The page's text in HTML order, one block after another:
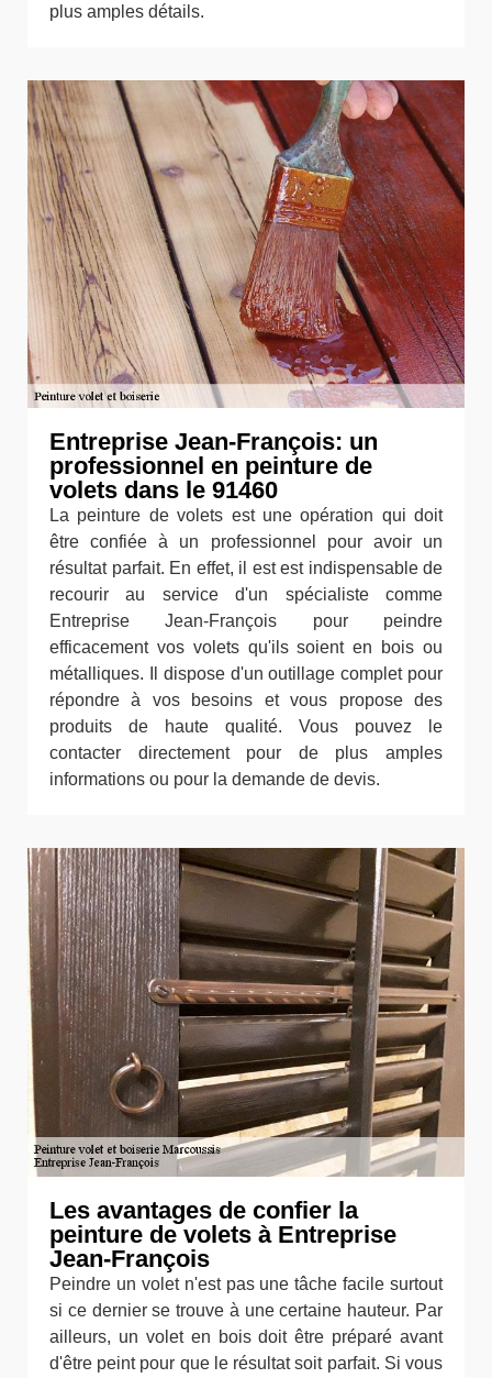
plus amples détails.
Entreprise Jean-François: un
professionnel en peinture de
volets dans le 91460
La peinture de volets est une opération qui doit
être confiée à un professionnel pour avoir un
résultat parfait. En effet, il est est indispensable de
recourir au service d'un spécialiste comme
Entreprise Jean-François pour peindre
efficacement vos volets qu'ils soient en bois ou
métalliques. Il dispose d'un outillage complet pour
répondre à vos besoins et vous propose des
produits de haute qualité. Vous pouvez le
contacter directement pour de plus amples
informations ou pour la demande de devis.
Les avantages de confier la
peinture de volets à Entreprise
Jean-François
Peindre un volet n'est pas une tâche facile surtout
si ce dernier se trouve à une certaine hauteur. Par
ailleurs, un volet en bois doit être préparé avant
d'être peint pour que le résultat soit parfait. Si vous